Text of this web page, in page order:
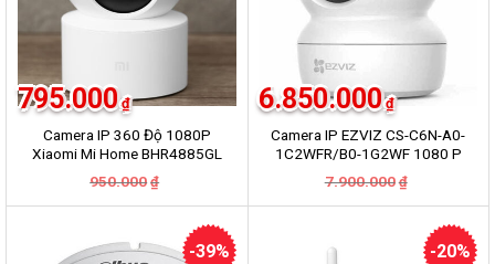
Camera IP 360 Độ 1080P
Xiaomi Mi Home BHR4885GL
950.000 ₫
là:
950.000₫.
795.000 ₫
tại
795.000₫.
Camera IP EZVIZ CS-C6N-A0-
1C2WFR/B0-1G2WF 1080 P
7.900.000 ₫
là:
7.900.000₫.
6.850.000 ₫
tại
6.850.000₫.
-39% -20%